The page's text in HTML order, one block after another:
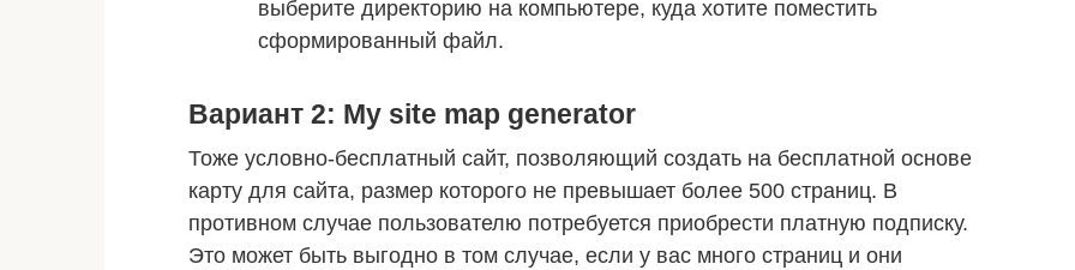
выберите директорию на компьютере, куда хотите поместить
сформированный файл.
Вариант 2: My site map generator
Тоже условно-бесплатный сайт, позволяющий создать на бесплатной основе
карту для сайта, размер которого не превышает более 500 страниц. В
противном случае пользователю потребуется приобрести платную подписку.
Это может быть выгодно в том случае, если у вас много страниц и они